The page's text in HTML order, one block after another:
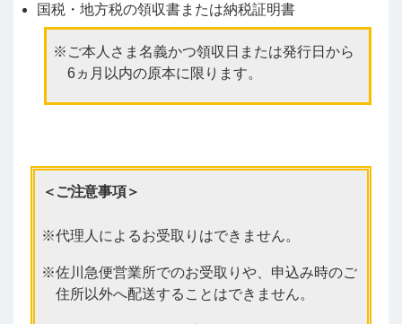
国税・地方税の領収書または納税証明書
ご本人さま名義かつ領収日または発行日から
6ヵ月以内の原本に限ります。
＜ご注意事項＞
代理人によるお受取りはできません。
佐川急便営業所でのお受取りや、申込み時のご
住所以外へ配送することはできません。